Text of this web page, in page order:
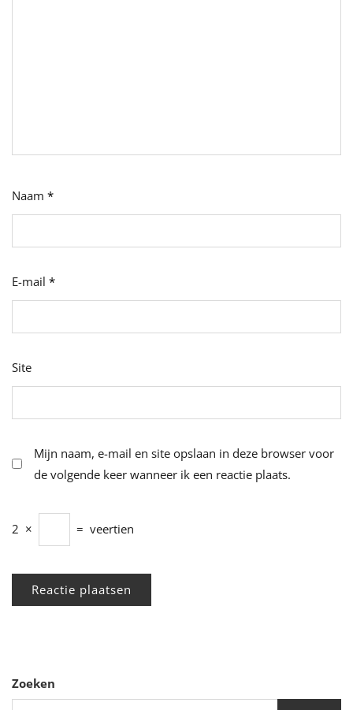
Naam *
E-mail *
Site
Mijn naam, e-mail en site opslaan in deze browser voor
de volgende keer wanneer ik een reactie plaats.
2 × = veertien
Zoeken